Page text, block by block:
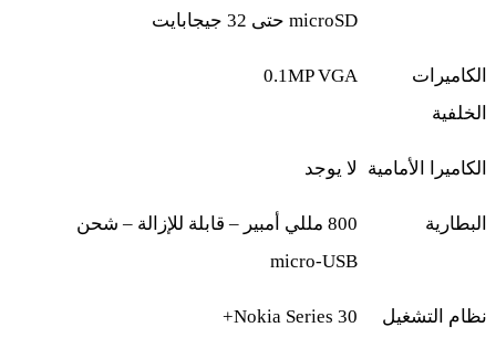
microSD حتى 32 جيجابايت
الكاميرات
الخلفية
0.1MP VGA
الكاميرا الأمامية لا يوجد
البطارية 800 مللي أمبير – قابلة للإزالة – شحن
micro‑USB
نظام التشغيل Nokia Series 30+